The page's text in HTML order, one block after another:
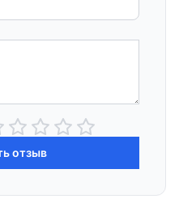
отзыв